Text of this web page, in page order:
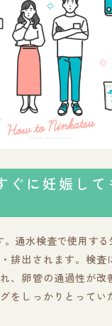
ぐに妊娠して
。通水検査で使用す
排出されます。検査
、卵管の通過性が改
をしっかりとってい